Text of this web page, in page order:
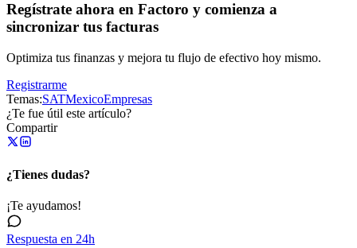
Regístrate ahora en Factoro y comienza a
sincronizar tus facturas
Optimiza tus finanzas y mejora tu flujo de efectivo hoy mismo.
Registrarme
Temas:SATMexicoEmpresas
¿Te fue útil este artículo?
Compartir
¿Tienes dudas?
¡Te ayudamos!
Respuesta en 24h